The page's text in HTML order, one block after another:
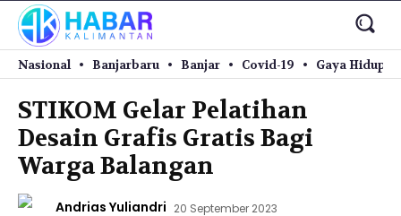
Nasional Banjarbaru Banjar Covid-19 Gaya Hidup
STIKOM Gelar Pelatihan
Desain Grafis Gratis Bagi
Warga Balangan
Andrias Yuliandri 20 September 2023